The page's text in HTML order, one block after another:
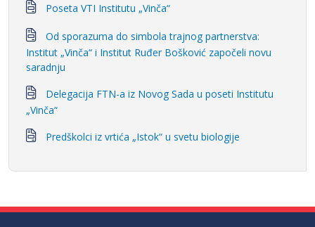
Poseta VTI Institutu „Vinča“
Od sporazuma do simbola trajnog partnerstva:
Institut „Vinča“ i Institut Ruđer Bošković započeli novu
saradnju
Delegacija FTN-a iz Novog Sada u poseti Institutu
„Vinča“
Predškolci iz vrtića „Istok“ u svetu biologije